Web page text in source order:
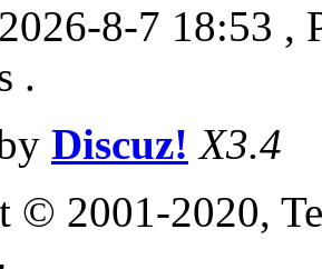
8-7 18:53 ,
.
Discuz! X3.4
© 2001-2020,